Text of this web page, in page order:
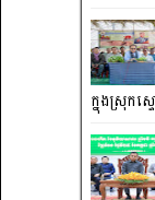
ក្នុងស្រុកស្